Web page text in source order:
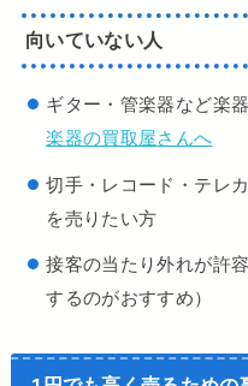
向いていない人
ギター・管楽器など楽
楽器の買取屋さんへ
切手・レコード・テレ
を売りたい方
接客の当たり外れが許
するのがおすすめ）